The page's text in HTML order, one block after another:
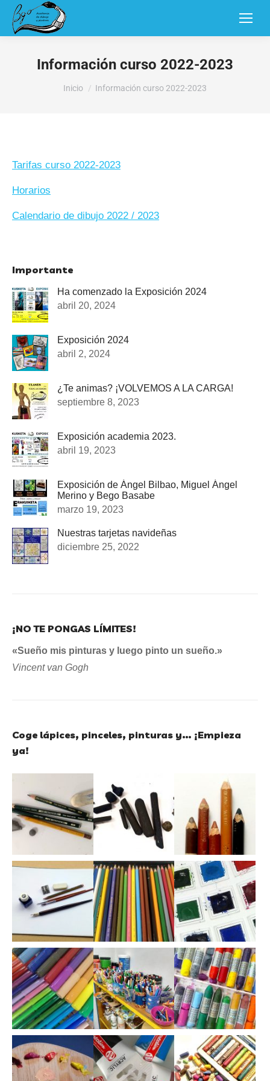
Información curso 2022-2023
Estás aquí:
Inicio Información curso 2022-2023
Tarifas curso 2022-2023
Horarios
Calendario de dibujo 2022 / 2023
Importante
Ha comenzado la Exposición 2024
abril 20, 2024
Exposición 2024
abril 2, 2024
¿Te animas? ¡VOLVEMOS A LA CARGA!
septiembre 8, 2023
Exposición academia 2023.
abril 19, 2023
Exposición de Ángel Bilbao, Miguel Ángel
Merino y Bego Basabe
marzo 19, 2023
Nuestras tarjetas navideñas
diciembre 25, 2022
¡NO TE PONGAS LÍMITES!
«Sueño mis pinturas y luego pinto un sueño.»
Vincent van Gogh
Coge lápices, pinceles, pinturas y… ¡Empieza
ya!